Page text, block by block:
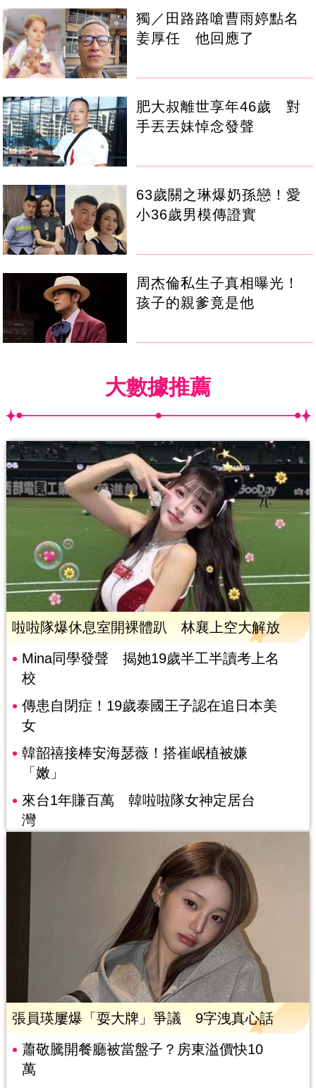
獨／田路路嗆曹雨婷點名
姜厚任 他回應了
肥大叔離世享年46歲 對
手丟丟妹悼念發聲
63歲關之琳爆奶孫戀！愛
小36歲男模傳證實
周杰倫私生子真相曝光！
孩子的親爹竟是他
大數據推薦
啦啦隊爆休息室開裸體趴 林襄上空大解放
Mina同學發聲 揭她19歲半工半讀考上名
校
傳患自閉症！19歲泰國王子認在追日本美
女
韓韶禧接棒安海瑟薇！搭崔岷植被嫌
「嫩」
來台1年賺百萬 韓啦啦隊女神定居台
灣
張員瑛屢爆「耍大牌」爭議 9字洩真心話
蕭敬騰開餐廳被當盤子？房東溢價快10
萬